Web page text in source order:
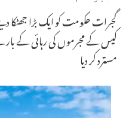
گجرات حکومت کو ایک بڑا جھٹکا
کیس کے مجرموں کی رہائی کے
مسترد کر دیا